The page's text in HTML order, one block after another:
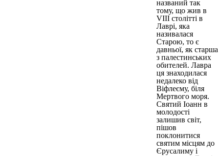
названий так
тому, що жив в
VIII столітті в
Лаврі, яка
називалася
Старою, то є
давньої, як старша
з палестинських
обителей. Лавра
ця знаходилася
недалеко від
Віфлеєму, біля
Мертвого моря.
Святий Іоанн в
молодості
залишив світ,
пішов
поклонитися
святим місцям до
Єрусалиму і